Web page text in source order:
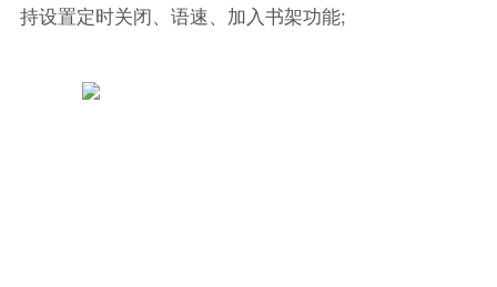
持设置定时关闭、语速、加入书架功能;